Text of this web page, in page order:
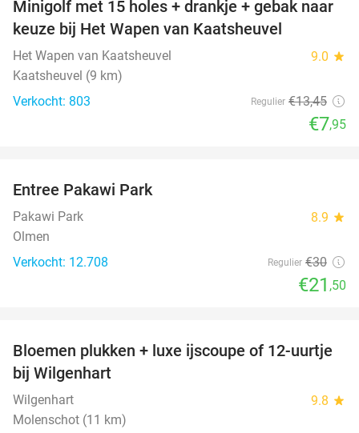
41%
Minigolf met 15 holes + drankje + gebak naar
keuze bij Het Wapen van Kaatsheuvel
Het Wapen van Kaatsheuvel 9.0 star
Kaatsheuvel (9 km)
Verkocht: 803
Regulier €13,45
€7,95
Entree Pakawi Park
Pakawi Park 8.9 star
Olmen
Verkocht: 12.708
Regulier €30
€21 ,50
40%
Bloemen plukken + luxe ijscoupe of 12-uurtje
bij Wilgenhart
Wilgenhart 9.8 star
Molenschot (11 km)